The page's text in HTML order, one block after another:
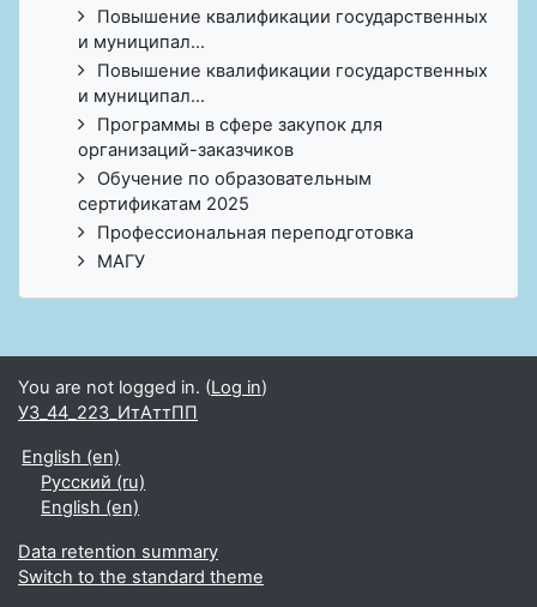
Повышение квалификации государственных
и муниципал...
Повышение квалификации государственных
и муниципал...
Программы в сфере закупок для
организаций-заказчиков
Обучение по образовательным
сертификатам 2025
Профессиональная переподготовка
МАГУ
You are not logged in. (Log in)
УЗ_44_223_ИтАттПП
English ‎(en)‎
Русский ‎(ru)‎
English ‎(en)‎
Data retention summary
Switch to the standard theme